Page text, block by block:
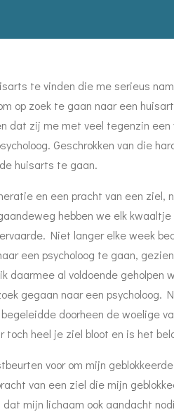
te vinden die me serieus
op zoek te gaan naar een
dat zij me met veel tegenzin
Geschrokken van die
huisarts te gaan.
en een pracht van een
hebben we elk
Niet langer elke week
een psycholoog te gaan,
daarmee al voldoende
gegaan naar een
doorheen de woelige
heel je ziel bloot en is het
voor om mijn
van een ziel die mijn
mijn lichaam ook aandacht